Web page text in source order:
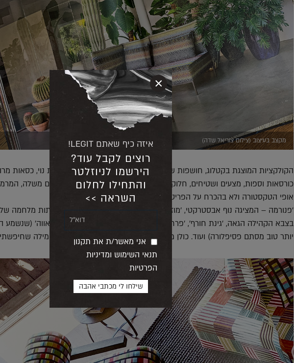
מקצב בעיצוב (צילום צוריאל שדה)
הקולקציות המוצגת בקטלוג, חושפות שלל מוצרי טקסטיל לבית – החל מכריות נוי, כסאות
כורסאות וספות, מצעים ושטיחים, חלוקי רחצה ומגבות. כל קולקציה, נושאת שם משלה,
אופי הטקסטורה ולא בהכרח על הפריטים המרכיבים אותה:
'פנורמה – המציגה נוף אבסטרקטי, 'מוזאיקת פסים' – שנראית כמו אסופת אותות מלחמה
בצבא הקהילה הגאה, 'גינת חורף', 'פרחים מרקדים', 'פנטזיית זכוכית', 'פרחי תאווה' (שנשמע
יותר טוב מסתם פסיפלורה) ועוד. כולן משדרות שמחת חיים ו-הרמוניה (זאת המילה
איזה כיף שאתם LEGIT!
רוצים לקבל עוד?
הירשמו לניוזלטר
והתחילו לחלום
השראה >>
אני מאשר/ת את תקנון
תנאי השימוש ומדיניות
הפרטיות
×